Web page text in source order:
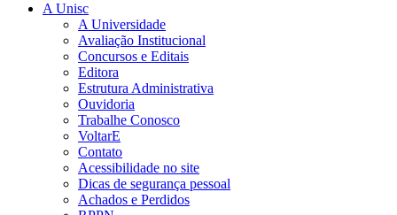
A Unisc
A Universidade
Avaliação Institucional
Concursos e Editais
Editora
Estrutura Administrativa
Ouvidoria
Trabalhe Conosco
VoltarE
Contato
Acessibilidade no site
Dicas de segurança pessoal
Achados e Perdidos